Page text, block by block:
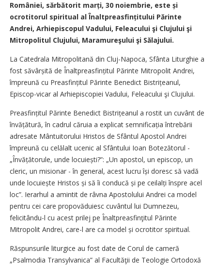
României, sărbătorit marți, 30 noiembrie, este și
ocrotitorul spiritual al Înaltpreasfințitului Părinte
Andrei, Arhiepiscopul Vadului, Feleacului şi Clujului şi
Mitropolitul Clujului, Maramureşului şi Sălajului.
La Catedrala Mitropolitană din Cluj-Napoca, Sfânta Liturghie a
fost săvârșită de Înaltprea­sfin­țitul Părinte Mitropolit Andrei,
împreună cu Preasfințitul Părinte Benedict Bistrițeanul,
Episcop-vicar al Arhiepiscopiei Vadului, Feleacului şi Clujului.
Preasfințitul Părinte Benedict Bistrițeanul a rostit un cuvânt de
învățătură, în cadrul căruia a explicat semnificația întrebării
adresate Mântuitorului Hristos de Sfântul Apostol Andrei
împreună cu celălalt ucenic al Sfântului Ioan Botezătorul -
„Învățătorule, unde locu­iești?”: „Un apostol, un episcop, un
cleric, un misionar - în general, acest lucru își doresc să vadă
unde locuiește Hristos și să îi conducă și pe ceilalți înspre acel
loc”. Ierarhul a amintit de râvna Apostolului Andrei ca model
pentru cei care propovăduiesc cuvântul lui Dumnezeu,
felicitându-l cu acest prilej pe Înaltpreasfinţitul Părinte
Mitropolit Andrei, care-l are ca model și ocrotitor spiritual.
Răspunsurile liturgice au fost date de Corul de cameră
„Psalmodia Transylvanica” al Facultăţii de Teologie Ortodoxă